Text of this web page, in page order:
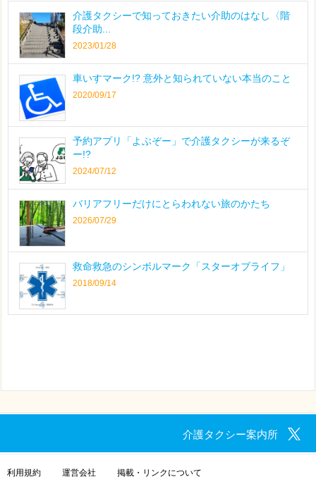
介護タクシーで知っておきたい介助のはなし〈階
段介助...
2023/01/28
車いすマーク!? 意外と知られていない本当のこと
2020/09/17
予約アプリ「よぶぞー」で介護タクシーが来るぞ
ー!?
2024/07/12
バリアフリーだけにとらわれない旅のかたち
2026/07/29
救命救急のシンボルマーク「スターオブライフ」
2018/09/14
介護タクシー案内所
利用規約 運営会社 掲載・リンクについて